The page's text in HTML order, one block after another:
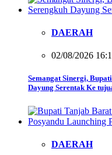
DAERAH
02/08/2026
Semangat Sinergi,
Dayung Serentak Ke
DAERAH